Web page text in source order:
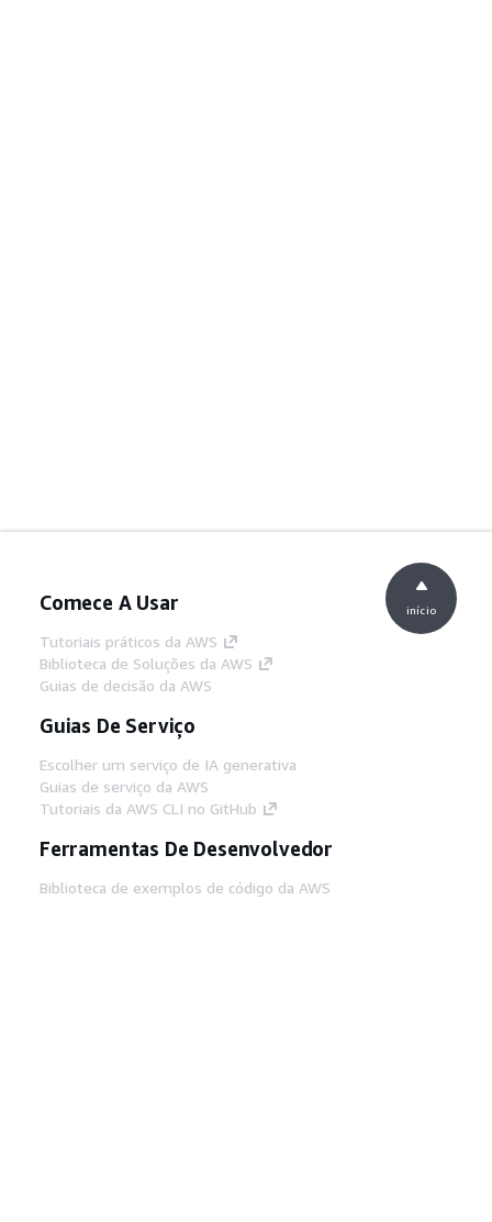
Comece A Usar
Tutoriais práticos da AWS
Biblioteca de Soluções da AWS
Guias de decisão da AWS
Guias De Serviço
Escolher um serviço de IA generativa
Guias de serviço da AWS
Tutoriais da AWS CLI no GitHub
Ferramentas De Desenvolvedor
Biblioteca de exemplos de código da AWS
início